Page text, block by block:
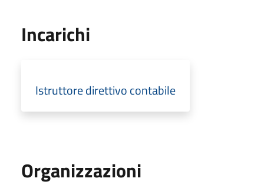
Incarichi
Istruttore direttivo contabile
Organizzazioni